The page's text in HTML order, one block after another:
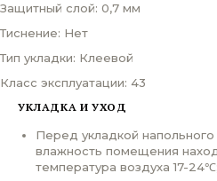
Защитный слой: 0,7 мм
Тиснение: Нет
Тип укладки: Клеевой
Класс эксплуатации: 43
УКЛАДКА И УХОД
Перед укладкой
влажность помещения
температура воздуха 17-24℃;